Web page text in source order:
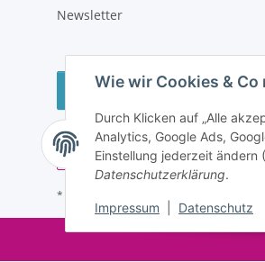
Wie wir Cookies & Co
Durch Klicken auf „Alle
Analytics, Google Ads,
Einstellung jederzeit ändern
Datenschutzerklärung.
Impressum Datenschutz
Newsletter
Vertrag widerrufen
* Alle Preise inkl. gesetzlicher USt., zzgl.